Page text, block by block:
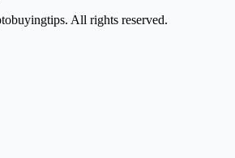
All rights reserved.